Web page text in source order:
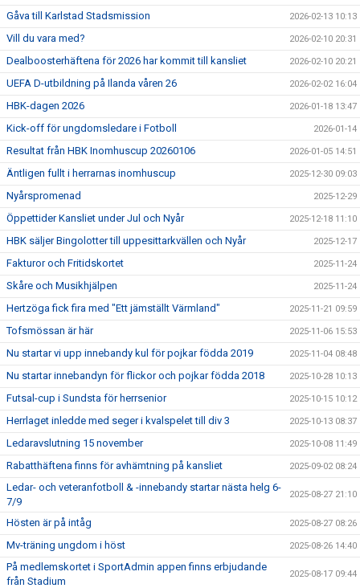
Gåva till Karlstad Stadsmission 2026-02-13 10:13
Vill du vara med? 2026-02-10 20:31
Dealboosterhäftena för 2026 har kommit till kansliet 2026-02-10 20:21
UEFA D-utbildning på Ilanda våren 26 2026-02-02 16:04
HBK-dagen 2026 2026-01-18 13:47
Kick-off för ungdomsledare i Fotboll 2026-01-14
Resultat från HBK Inomhuscup 20260106 2026-01-05 14:51
Äntligen fullt i herrarnas inomhuscup 2025-12-30 09:03
Nyårspromenad 2025-12-29
Öppettider Kansliet under Jul och Nyår 2025-12-18 11:10
HBK säljer Bingolotter till uppesittarkvällen och Nyår 2025-12-17
Fakturor och Fritidskortet 2025-11-24
Skåre och Musikhjälpen 2025-11-24
Hertzöga fick fira med "Ett jämställt Värmland" 2025-11-21 09:59
Tofsmössan är här 2025-11-06 15:53
Nu startar vi upp innebandy kul för pojkar födda 2019 2025-11-04 08:48
Nu startar innebandyn för flickor och pojkar födda 2018 2025-10-28 10:13
Futsal-cup i Sundsta för herrsenior 2025-10-15 10:12
Herrlaget inledde med seger i kvalspelet till div 3 2025-10-13 08:37
Ledaravslutning 15 november 2025-10-08 11:49
Rabatthäftena finns för avhämtning på kansliet 2025-09-02 08:24
Ledar- och veteranfotboll & -innebandy startar nästa helg 6-
7/9
2025-08-27 21:10
Hösten är på intåg 2025-08-27 08:26
Mv-träning ungdom i höst 2025-08-26 14:40
På medlemskortet i SportAdmin appen finns erbjudande
från Stadium
2025-08-17 09:44